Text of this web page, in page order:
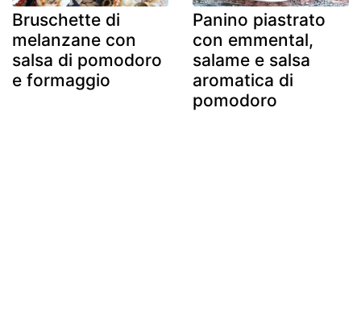
Bruschette di
melanzane con
salsa di pomodoro
e formaggio
Panino piastrato
con emmental,
salame e salsa
aromatica di
pomodoro